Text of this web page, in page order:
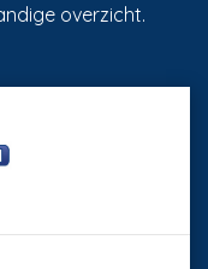
overzicht.